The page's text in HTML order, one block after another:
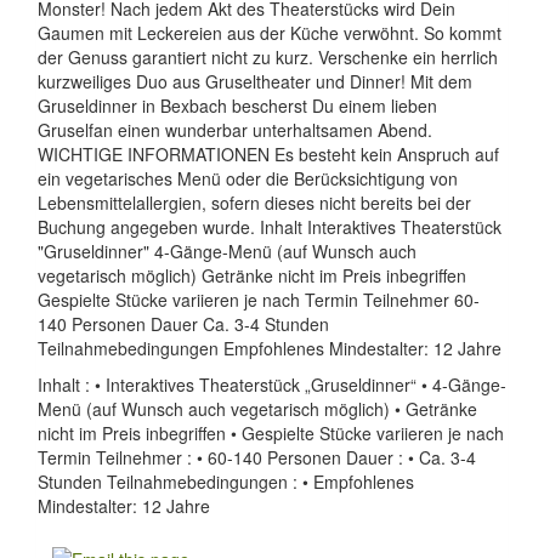
Monster! Nach jedem Akt des Theaterstücks wird Dein
Gaumen mit Leckereien aus der Küche verwöhnt. So kommt
der Genuss garantiert nicht zu kurz. Verschenke ein herrlich
kurzweiliges Duo aus Gruseltheater und Dinner! Mit dem
Gruseldinner in Bexbach bescherst Du einem lieben
Gruselfan einen wunderbar unterhaltsamen Abend.
WICHTIGE INFORMATIONEN Es besteht kein Anspruch auf
ein vegetarisches Menü oder die Berücksichtigung von
Lebensmittelallergien, sofern dieses nicht bereits bei der
Buchung angegeben wurde. Inhalt Interaktives Theaterstück
"Gruseldinner" 4-Gänge-Menü (auf Wunsch auch
vegetarisch möglich) Getränke nicht im Preis inbegriffen
Gespielte Stücke variieren je nach Termin Teilnehmer 60-
140 Personen Dauer Ca. 3-4 Stunden
Teilnahmebedingungen Empfohlenes Mindestalter: 12 Jahre
Inhalt : • Interaktives Theaterstück „Gruseldinner“ • 4-Gänge-
Menü (auf Wunsch auch vegetarisch möglich) • Getränke
nicht im Preis inbegriffen • Gespielte Stücke variieren je nach
Termin Teilnehmer : • 60-140 Personen Dauer : • Ca. 3-4
Stunden Teilnahmebedingungen : • Empfohlenes
Mindestalter: 12 Jahre